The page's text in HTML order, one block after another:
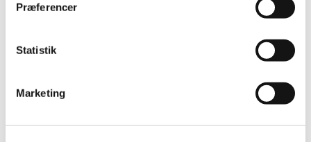
Præferencer
Statistik
Marketing
Turbo på den grønne omstilling Nu